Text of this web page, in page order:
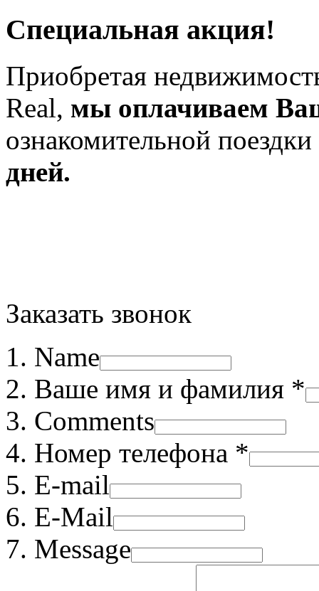
Специальная акция!
Приобретая
Real, мы оплачиваем
ознакомительной
дней.
Заказать звонок
Name
Ваше имя и фамилия *
Comments
Номер телефона *
E-mail
E-Mail
Message